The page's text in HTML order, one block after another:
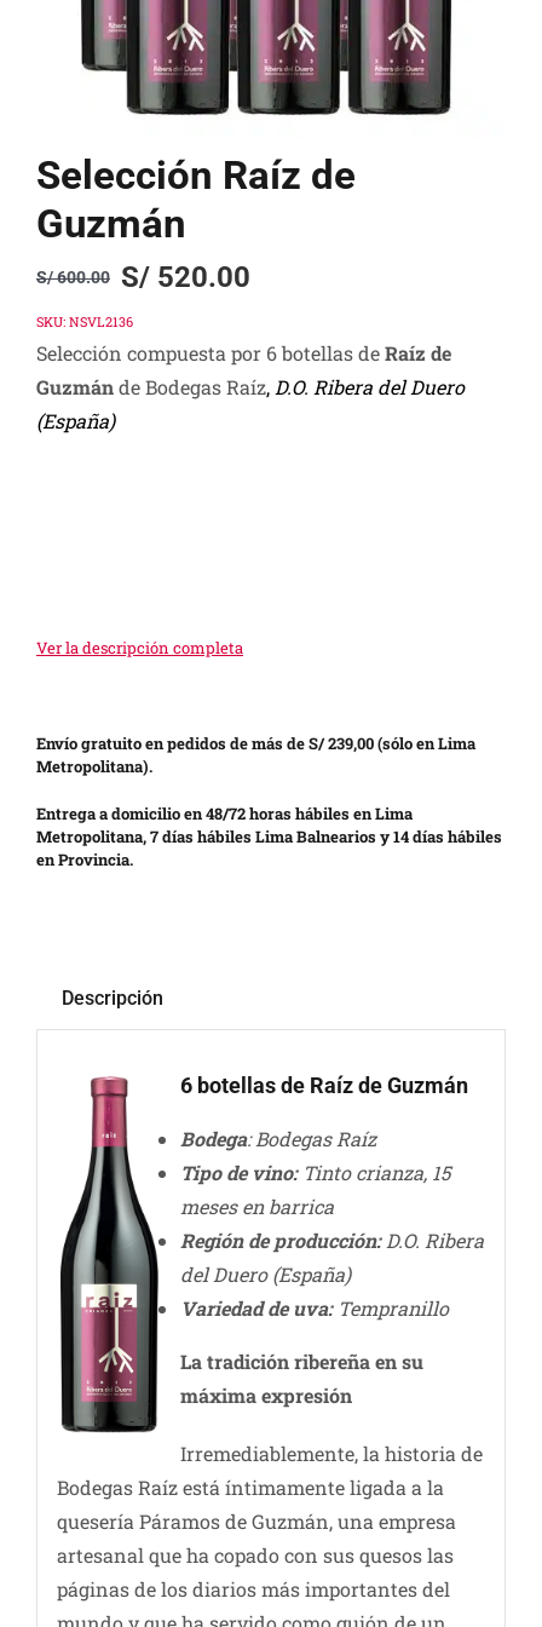
Selección Raíz de
Guzmán
S/600.00
Original
price
was:
S/ 600.00.
S/520.00
Current
price
is:
S/ 520.00.
SKU: NSVL2136
Selección compuesta por 6 botellas deRaíz de
Guzmánde Bodegas Raíz, D.O. Ribera del Duero
(España)
Ver la descripción completa
Envío gratuito en pedidos de más de S/ 239,00 (sólo en Lima
Metropolitana).
Entrega a domicilio en 48/72 horas hábiles en Lima
Metropolitana, 7 días hábiles Lima Balnearios y 14 días hábiles
en Provincia.
Descripción
6 botellas de Raíz de Guzmán
Bodega: Bodegas Raíz
Tipo de vino:Tinto crianza, 15
meses en barrica
Región de producción:D.O. Ribera
del Duero (España)
Variedad de uva:Tempranillo
La tradición ribereña en su
máxima expresión
Irremediablemente, la historia de
Bodegas Raíz está íntimamente ligada a la
quesería Páramos de Guzmán, una empresa
artesanal que ha copado con sus quesos las
páginas de los diarios más importantes del